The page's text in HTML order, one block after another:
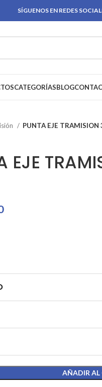
SÍGUENOS EN REDES
CATEGORÍASBLOG
PUNTA EJE TRAMISION
EJE
AÑADIR AL